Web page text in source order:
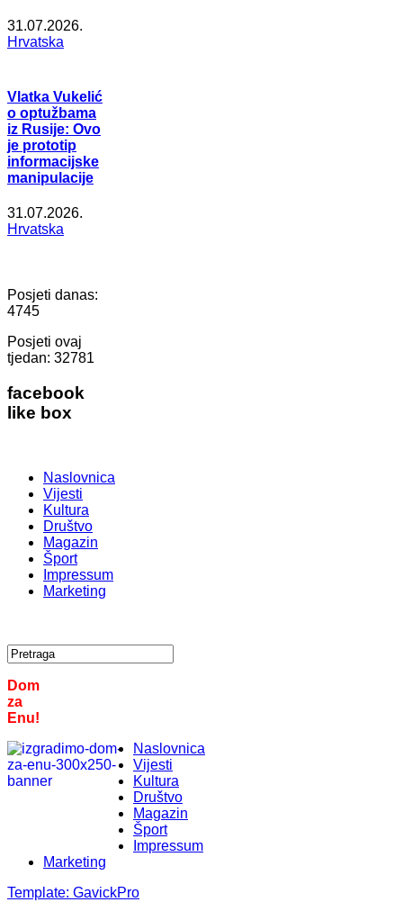
31.07.2026.
Hrvatska
Vlatka Vukelić
o optužbama
iz Rusije: Ovo
je prototip
informacijske
manipulacije
31.07.2026.
Hrvatska
Posjeti danas:
4745
Posjeti ovaj
tjedan: 32781
facebook
like box
Naslovnica
Vijesti
Kultura
Društvo
Magazin
Šport
Impressum
Marketing
Dom
za
Enu!
Naslovnica
Vijesti
Kultura
Društvo
Magazin
Šport
Impressum
Marketing
Template: GavickPro